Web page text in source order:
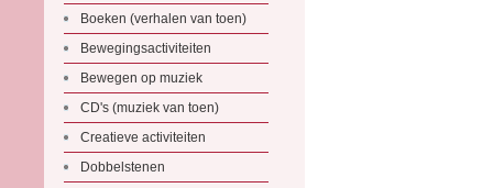
Boeken (verhalen van toen)
Bewegingsactiviteiten
Bewegen op muziek
CD's (muziek van toen)
Creatieve activiteiten
Dobbelstenen